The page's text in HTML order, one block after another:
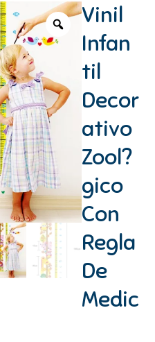
Vinil
Infan
til
Decor
ativo
Zool?
gico
Con
Regla
De
Medic